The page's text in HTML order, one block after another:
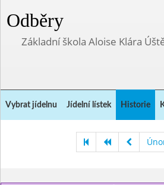
Odběry
Základní škola Aloise Klára
Vybrat jídelnu Jídelní lístek Historie